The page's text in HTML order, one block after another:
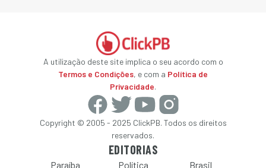
A utilização deste site implica o seu acordo com o
Termos e Condições, e com a Política de
Privacidade.
Copyright © 2005 - 2025 ClickPB. Todos os direitos
reservados.
EDITORIAS
Paraíba Política Brasil